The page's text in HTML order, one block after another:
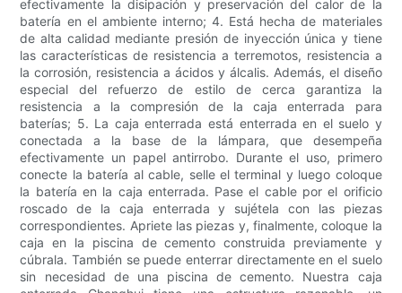
efectivamente la disipación y preservación del calor de la
batería en el ambiente interno; 4. Está hecha de materiales
de alta calidad mediante presión de inyección única y tiene
las características de resistencia a terremotos, resistencia a
la corrosión, resistencia a ácidos y álcalis. Además, el diseño
especial del refuerzo de estilo de cerca garantiza la
resistencia a la compresión de la caja enterrada para
baterías; 5. La caja enterrada está enterrada en el suelo y
conectada a la base de la lámpara, que desempeña
efectivamente un papel antirrobo. Durante el uso, primero
conecte la batería al cable, selle el terminal y luego coloque
la batería en la caja enterrada. Pase el cable por el orificio
roscado de la caja enterrada y sujétela con las piezas
correspondientes. Apriete las piezas y, finalmente, coloque la
caja en la piscina de cemento construida previamente y
cúbrala. También se puede enterrar directamente en el suelo
sin necesidad de una piscina de cemento. Nuestra caja